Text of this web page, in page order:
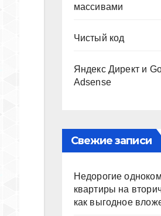
массивами
Чистый код
Яндекс Директ и
Adsense
Свежие записи
Недорогие
квартиры на
как выгодное